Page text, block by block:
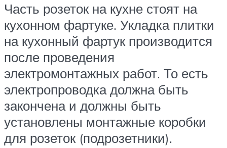
Часть розеток на кухне стоят на
кухонном фартуке. Укладка плитки
на кухонный фартук производится
после проведения
электромонтажных работ. То есть
электропроводка должна быть
закончена и должны быть
установлены монтажные коробки
для розеток (подрозетники).